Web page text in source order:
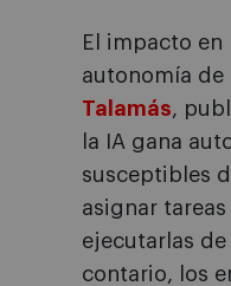
El impacto
autonomía
Talamás,
la IA gana
susceptibles
asignar
ejecutarlas
contario, los